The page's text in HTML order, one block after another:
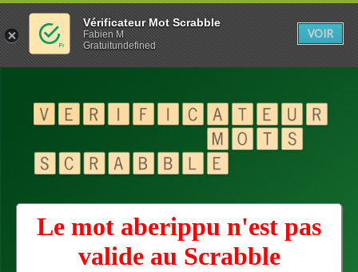
Le mot aberippu n'est pas
valide au Scrabble
Vérificateur Mot Scrabble
Fabien M
Gratuitundefined
VOIR